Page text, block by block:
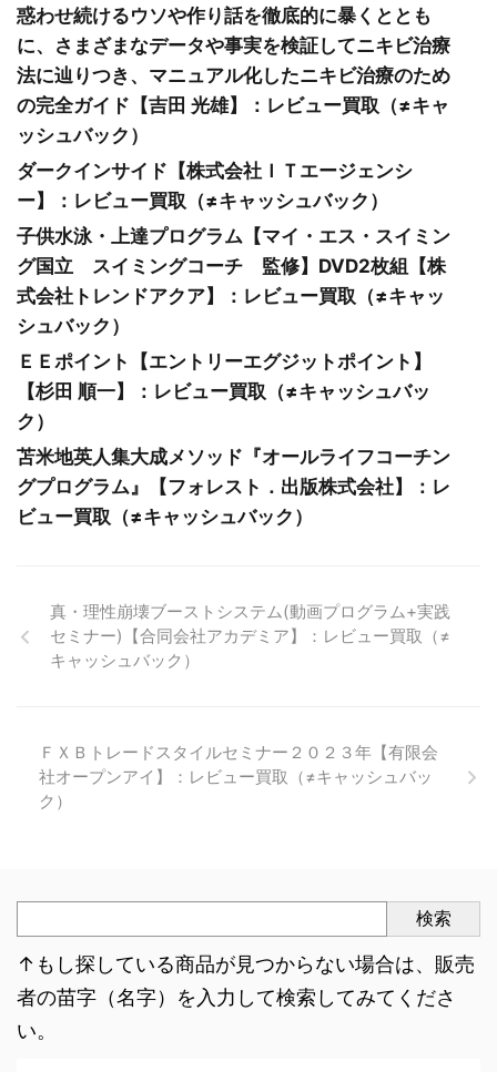
惑わせ続けるウソや作り話を徹底的に暴くととも
に、さまざまなデータや事実を検証してニキビ治療
法に辿りつき、マニュアル化したニキビ治療のため
の完全ガイド【吉田 光雄】：レビュー買取（≠キャ
ッシュバック）
ダークインサイド【株式会社ＩＴエージェンシ
ー】：レビュー買取（≠キャッシュバック）
子供水泳・上達プログラム【マイ・エス・スイミン
グ国立 スイミングコーチ 監修】DVD2枚組【株
式会社トレンドアクア】：レビュー買取（≠キャッ
シュバック）
ＥＥポイント【エントリーエグジットポイント】
【杉田 順一】：レビュー買取（≠キャッシュバッ
ク）
苫米地英人集大成メソッド『オールライフコーチン
グプログラム』【フォレスト．出版株式会社】：レ
ビュー買取（≠キャッシュバック）
真・理性崩壊ブーストシステム(動画プログラム+実践
セミナー)【合同会社アカデミア】：レビュー買取（≠
キャッシュバック）
ＦＸＢトレードスタイルセミナー２０２３年【有限会
社オープンアイ】：レビュー買取（≠キャッシュバッ
ク）
検索
↑もし探している商品が見つからない場合は、販売
者の苗字（名字）を入力して検索してみてくださ
い。